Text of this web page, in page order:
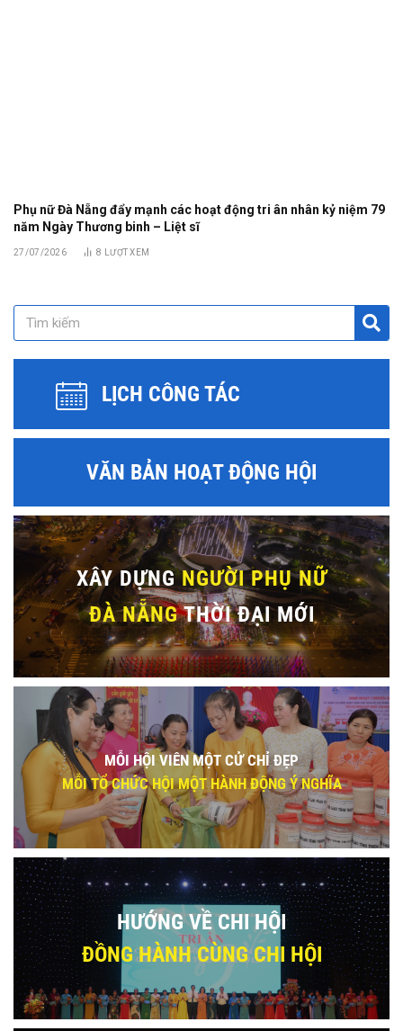
Phụ nữ Đà Nẵng đẩy mạnh các hoạt động tri ân nhân kỷ niệm 79
năm Ngày Thương binh – Liệt sĩ
27/07/2026 8 LƯỢT XEM
LỊCH CÔNG TÁC
VĂN BẢN HOẠT ĐỘNG HỘI
XÂY DỰNGNGƯỜI PHỤ NỮ
ĐÀ NẴNGTHỜI ĐẠI MỚI
MỖI HỘI VIÊN MỘT CỬ CHỈ ĐẸP
MỖI TỔ CHỨC HỘI MỘT HÀNH ĐỘNG Ý NGHĨA
HƯỚNG VỀ CHI HỘI
ĐỒNG HÀNH CÙNG CHI HỘI